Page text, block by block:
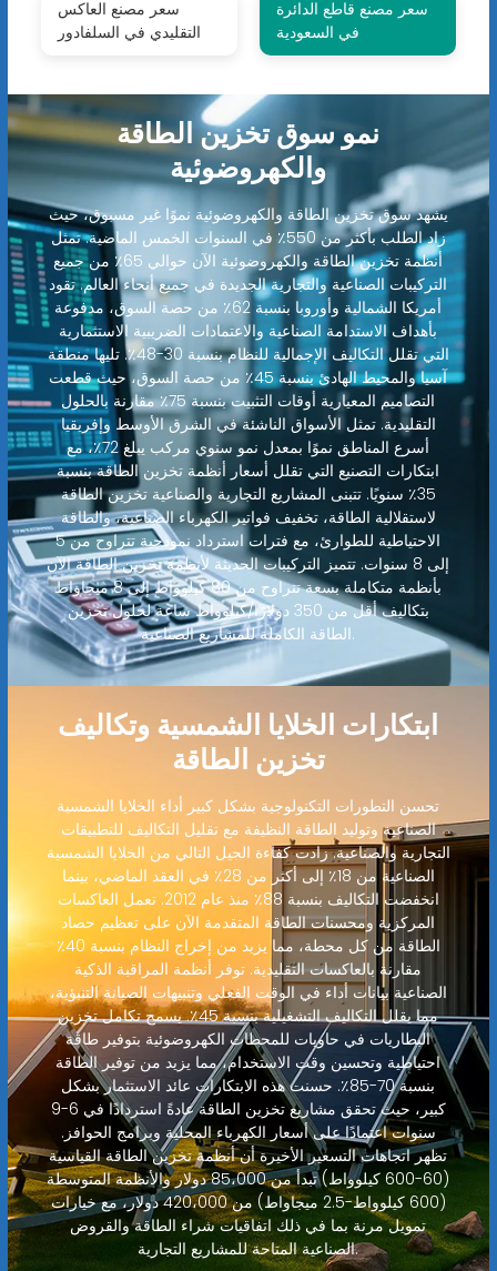
سعر مصنع العاكس
التقليدي في السلفادور
سعر مصنع قاطع الدائرة
في السعودية
نمو سوق تخزين الطاقة
والكهروضوئية
يشهد سوق تخزين الطاقة والكهروضوئية نموًا غير مسبوق، حيث
زاد الطلب بأكثر من 550٪ في السنوات الخمس الماضية. تمثل
أنظمة تخزين الطاقة والكهروضوئية الآن حوالي 65٪ من جميع
التركيبات الصناعية والتجارية الجديدة في جميع أنحاء العالم. تقود
أمريكا الشمالية وأوروبا بنسبة 62٪ من حصة السوق، مدفوعة
بأهداف الاستدامة الصناعية والاعتمادات الضريبية الاستثمارية
التي تقلل التكاليف الإجمالية للنظام بنسبة 30-48٪. تليها منطقة
آسيا والمحيط الهادئ بنسبة 45٪ من حصة السوق، حيث قطعت
التصاميم المعيارية أوقات التثبيت بنسبة 75٪ مقارنة بالحلول
التقليدية. تمثل الأسواق الناشئة في الشرق الأوسط وإفريقيا
أسرع المناطق نموًا بمعدل نمو سنوي مركب يبلغ 72٪، مع
ابتكارات التصنيع التي تقلل أسعار أنظمة تخزين الطاقة بنسبة
35٪ سنويًا. تتبنى المشاريع التجارية والصناعية تخزين الطاقة
لاستقلالية الطاقة، تخفيف فواتير الكهرباء الصناعية، والطاقة
الاحتياطية للطوارئ، مع فترات استرداد نموذجية تتراوح من 5
إلى 8 سنوات. تتميز التركيبات الحديثة لأنظمة تخزين الطاقة الآن
بأنظمة متكاملة بسعة تتراوح من 80 كيلوواط إلى 8 ميجاواط
بتكاليف أقل من 350 دولارًا/كيلوواط ساعة لحلول تخزين
الطاقة الكاملة للمشاريع الصناعية.
ابتكارات الخلايا الشمسية وتكاليف
تخزين الطاقة
تحسن التطورات التكنولوجية بشكل كبير أداء الخلايا الشمسية
الصناعية وتوليد الطاقة النظيفة مع تقليل التكاليف للتطبيقات
التجارية والصناعية. زادت كفاءة الجيل التالي من الخلايا الشمسية
الصناعية من 18٪ إلى أكثر من 28٪ في العقد الماضي، بينما
انخفضت التكاليف بنسبة 88٪ منذ عام 2012. تعمل العاكسات
المركزية ومحسنات الطاقة المتقدمة الآن على تعظيم حصاد
الطاقة من كل محطة، مما يزيد من إخراج النظام بنسبة 40٪
مقارنة بالعاكسات التقليدية. توفر أنظمة المراقبة الذكية
الصناعية بيانات أداء في الوقت الفعلي وتنبيهات الصيانة التنبؤية،
مما يقلل التكاليف التشغيلية بنسبة 45٪. يسمح تكامل تخزين
البطاريات في حاويات للمحطات الكهروضوئية بتوفير طاقة
احتياطية وتحسين وقت الاستخدام، مما يزيد من توفير الطاقة
بنسبة 70-85٪. حسنت هذه الابتكارات عائد الاستثمار بشكل
كبير، حيث تحقق مشاريع تخزين الطاقة عادةً استردادًا في 6-9
سنوات اعتمادًا على أسعار الكهرباء المحلية وبرامج الحوافز.
تظهر اتجاهات التسعير الأخيرة أن أنظمة تخزين الطاقة القياسية
(60-600 كيلوواط) تبدأ من 85،000 دولار والأنظمة المتوسطة
(600 كيلوواط-2.5 ميجاواط) من 420،000 دولار، مع خيارات
تمويل مرنة بما في ذلك اتفاقيات شراء الطاقة والقروض
الصناعية المتاحة للمشاريع التجارية.